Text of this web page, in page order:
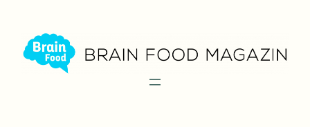
Inhalt
springen